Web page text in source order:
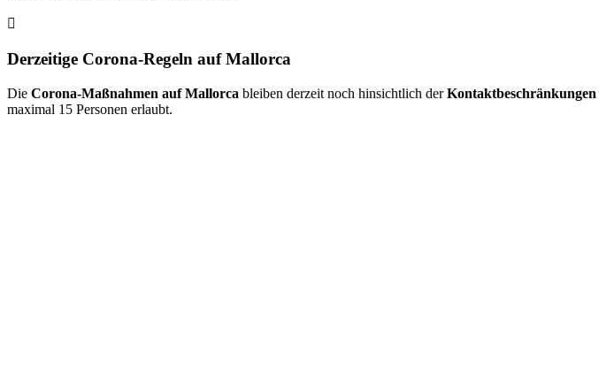
Derzeitige Corona-Regeln auf Mallorca
Die Corona-Maßnahmen auf Mallorca bleiben derzeit noch hinsichtlich derKontaktbeschränkungen
maximal 15 Personen erlaubt.